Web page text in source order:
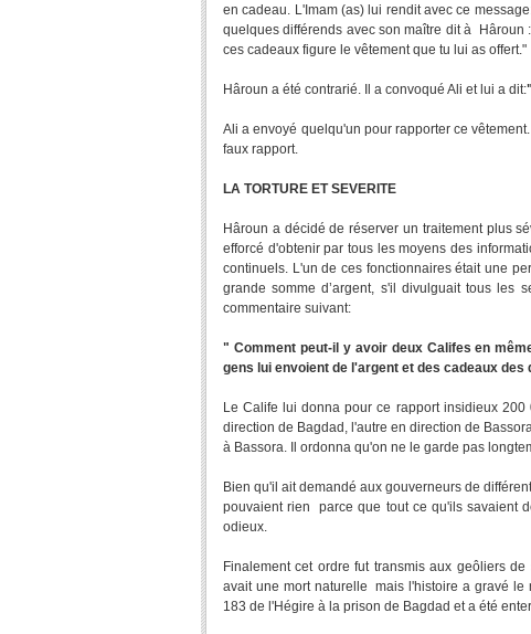
en cadeau. L'Imam (as) lui rendit avec ce
quelques différends avec son maître dit à Hâroun
ces cadeaux figure le vêtement que tu lui as offert."
Hâroun a été contrarié. Il a convoqué Ali et lui a dit:
Ali a envoyé quelqu'un pour rapporter ce
faux rapport.
LA TORTURE ET SEVERITE
Hâroun a décidé de réserver un traitement plus
efforcé d'obtenir par tous les moyens des
continuels. L'un de ces fonctionnaires était une
grande somme d’argent, s'il divulguait tous les
commentaire suivant:
" Comment peut-il y avoir deux Califes en
gens lui envoient de l'argent et des cadeaux des
Le Calife lui donna pour ce rapport insidieux
direction de Bagdad, l'autre en direction de
à Bassora. Il ordonna qu'on ne le garde pas
Bien qu'il ait demandé aux gouverneurs de
pouvaient rien parce que tout ce qu'ils savaient
odieux.
Finalement cet ordre fut transmis aux geôliers
avait une mort naturelle mais l'histoire a gravé le
183 de l'Hégire à la prison de Bagdad et a été